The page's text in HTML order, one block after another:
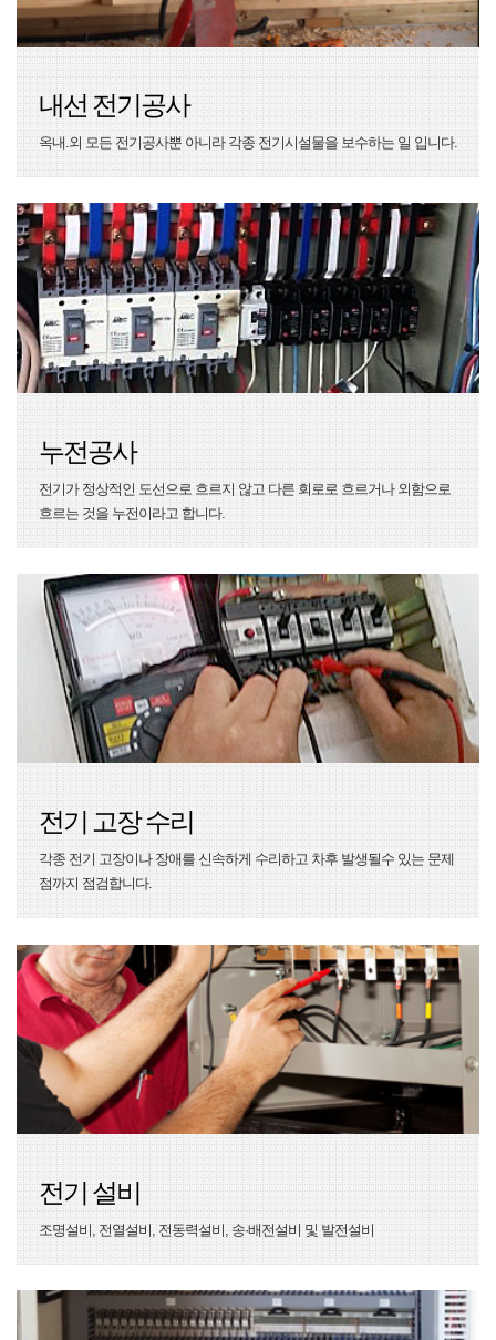
내선 전기공사
옥내.외 모든 전기공사뿐 아니라 각종 전기시설물을 보수하는 일 입니다.
누전공사
전기가 정상적인 도선으로 흐르지 않고 다른 회로로 흐르거나 외함으로
흐르는 것을 누전이라고 합니다.
전기 고장 수리
각종 전기 고장이나 장애를 신속하게 수리하고 차후 발생될수 있는 문제
점까지 점검합니다.
전기 설비
조명설비, 전열설비, 전동력설비, 송·배전설비 및 발전설비